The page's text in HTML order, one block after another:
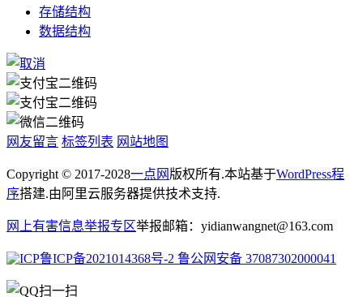
存储结构
数据结构
网友留言 标签列表 网站地图
Copyright © 2017-2028一点网 版权所有.本站基于WordPress程
序搭建.由阿里云服务器提供技术支持.
网上有害信息举报专区举报邮箱：yidianwangnet@163.com
鲁ICP备2021014368号-2 鲁公网安备 37087302000041